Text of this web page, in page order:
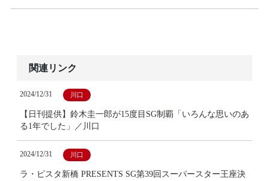
関連リンク
2024/12/31 川口
【日刊提供】鈴木圭一郎が15度目SG制覇「いろんな思いのあ
る1年でした」／川口
2024/12/31 川口
ラ・ピスタ新橋 PRESENTS SG第39回スーパースター王座決